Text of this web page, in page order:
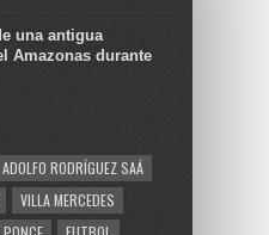
una antigua
Amazonas durante
ADOLFO RODRÍGUEZ SAÁ
VILLA MERCEDES